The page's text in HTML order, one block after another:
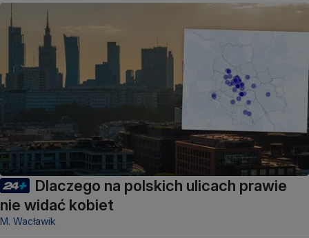
Dlaczego na polskich ulicach prawie
nie widać kobiet
M. Wacławik